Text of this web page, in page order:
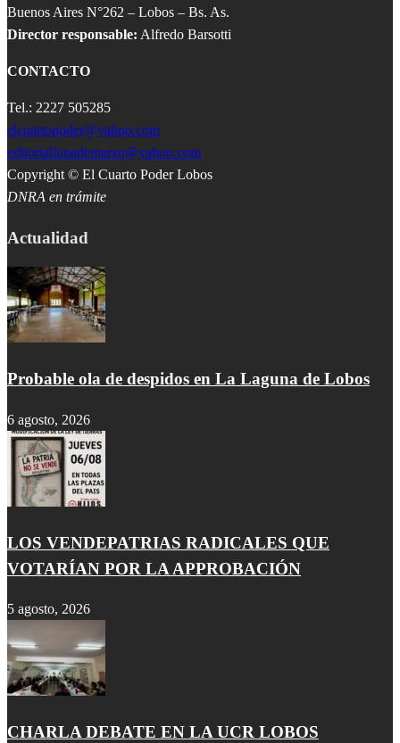
Buenos Aires N°262 – Lobos – Bs. As.
Director responsable: Alfredo Barsotti
CONTACTO
Tel.: 2227 505285
elcuartopoder@yahoo.com
editoriallunademarzo@yahoo.com
Copyright © El Cuarto Poder Lobos
DNRA en trámite
Actualidad
Probable ola de despidos en La Laguna de Lobos
6 agosto, 2026
LOS VENDEPATRIAS RADICALES QUE
VOTARÍAN POR LA APPROBACIÓN
5 agosto, 2026
CHARLA DEBATE EN LA UCR LOBOS